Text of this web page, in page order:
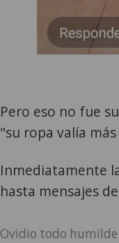
Pero eso no fue
"su ropa valía
Inmediatamente
hasta mensajes
Ovidio todo